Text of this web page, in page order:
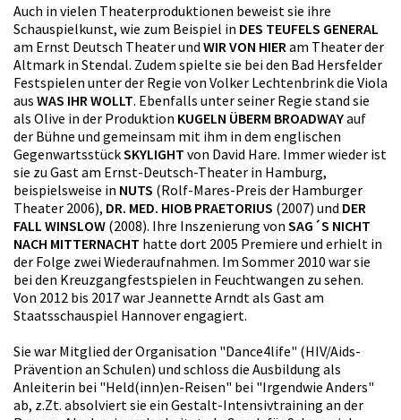
Auch in vielen Theaterproduktionen beweist sie ihre
Schauspielkunst, wie zum Beispiel in DES TEUFELS GENERAL
am Ernst Deutsch Theater und WIR VON HIER am Theater der
Altmark in Stendal. Zudem spielte sie bei den Bad Hersfelder
Festspielen unter der Regie von Volker Lechtenbrink die Viola
aus WAS IHR WOLLT. Ebenfalls unter seiner Regie stand sie
als Olive in der Produktion KUGELN ÜBERM BROADWAYauf
der Bühne und gemeinsam mit ihm in dem englischen
GegenwartsstückSKYLIGHT von David Hare. Immer wieder ist
sie zu Gast am Ernst-Deutsch-Theater in Hamburg,
beispielsweise in NUTS (Rolf-Mares-Preis der Hamburger
Theater 2006), DR. MED. HIOB PRAETORIUS (2007) und DER
FALL WINSLOW (2008). Ihre Inszenierung von SAG´S NICHT
NACH MITTERNACHT hatte dort 2005 Premiere und erhielt in
der Folge zwei Wiederaufnahmen. Im Sommer 2010 war sie
bei den Kreuzgangfestspielen in Feuchtwangen zu sehen.
Von 2012 bis 2017 war Jeannette Arndt als Gast am
Staatsschauspiel Hannover engagiert.
Sie war Mitglied der Organisation "Dance4life" (HIV/Aids-
Prävention an Schulen) und schloss die Ausbildung als
Anleiterin bei "Held(inn)en-Reisen" bei "Irgendwie Anders"
ab, z.Zt. absolviert sie ein Gestalt-Intensivtraining an der